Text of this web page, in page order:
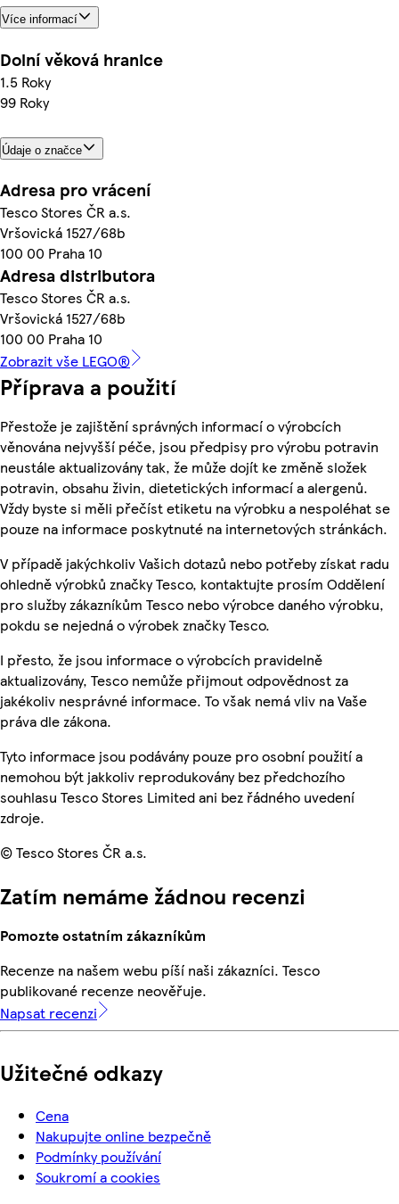
Více informací
Dolní věková hranice
1.5 Roky
99 Roky
Údaje o značce
Adresa pro vrácení
Tesco Stores ČR a.s.
Vršovická 1527/68b
100 00 Praha 10
Adresa distributora
Tesco Stores ČR a.s.
Vršovická 1527/68b
100 00 Praha 10
Zobrazit vše LEGO®
Příprava a použití
Přestože je zajištění správných informací o výrobcích
věnována nejvyšší péče, jsou předpisy pro výrobu potravin
neustále aktualizovány tak, že může dojít ke změně složek
potravin, obsahu živin, dietetických informací a alergenů.
Vždy byste si měli přečíst etiketu na výrobku a nespoléhat se
pouze na informace poskytnuté na internetových stránkách.
V případě jakýchkoliv Vašich dotazů nebo potřeby získat radu
ohledně výrobků značky Tesco, kontaktujte prosím Oddělení
pro služby zákazníkům Tesco nebo výrobce daného výrobku,
pokdu se nejedná o výrobek značky Tesco.
I přesto, že jsou informace o výrobcích pravidelně
aktualizovány, Tesco nemůže přijmout odpovědnost za
jakékoliv nesprávné informace. To však nemá vliv na Vaše
práva dle zákona.
Tyto informace jsou podávány pouze pro osobní použití a
nemohou být jakkoliv reprodukovány bez předchozího
souhlasu Tesco Stores Limited ani bez řádného uvedení
zdroje.
© Tesco Stores ČR a.s.
Zatím nemáme žádnou recenzi
Pomozte ostatním zákazníkům
Recenze na našem webu píší naši zákazníci. Tesco
publikované recenze neověřuje.
Napsat recenzi
Užitečné odkazy
Cena
Nakupujte online bezpečně
Podmínky používání
Soukromí a cookies